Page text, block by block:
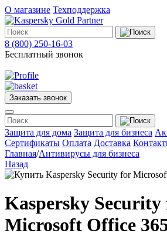
О магазине Техподдержка
8 (800) 250-16-03
Бесплатный звонок
Заказать звонок
Меню
Защита
для
дома
для
бизнеса
О
магазине
Защита для дома Защита для бизнеса
Сертификаты Оплата Доставка
Главная/Антивирусы для бизнеса
Назад
Kaspersky Security
Microsoft Office